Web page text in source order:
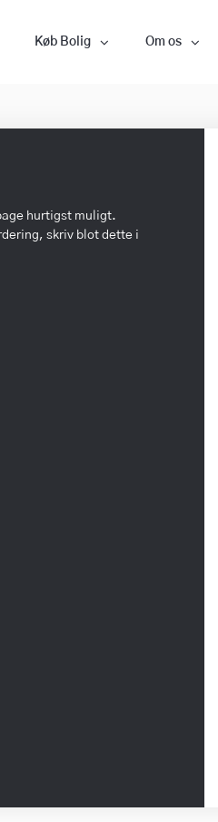
Køb Bolig Om os
hurtigst muligt.
skriv blot dette i